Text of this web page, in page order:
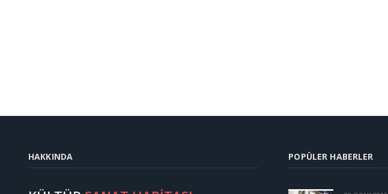
HAKKINDA POPÜLER HABERLER